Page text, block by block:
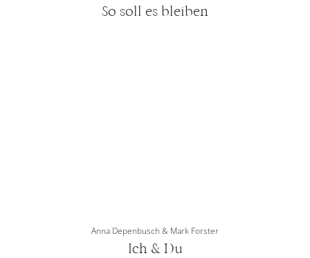
So soll es bleiben
Anna Depenbusch & Mark Forster
Ich & Du